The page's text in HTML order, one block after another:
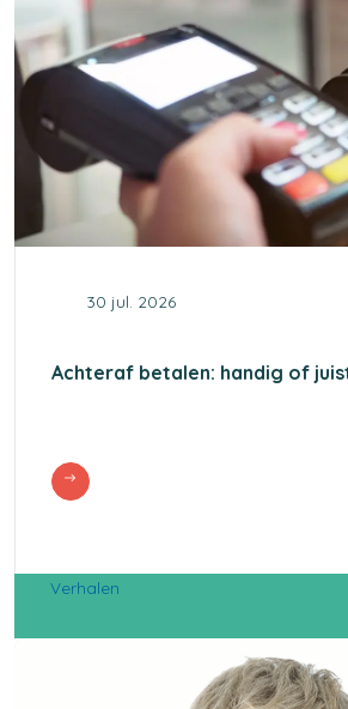
30 jul. 2026
Achteraf betalen: handig of
Verhalen